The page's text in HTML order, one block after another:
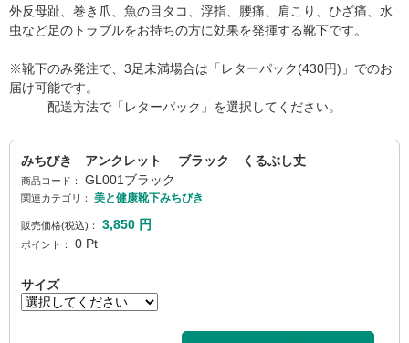
外反母趾、巻き爪、魚の目タコ、浮指、腰痛、肩こり、ひざ痛、水
虫など足のトラブルをお持ちの方に効果を発揮する靴下です。
※靴下のみ発注で、3足未満場合は「レターパック(430円)」でのお
届け可能です。
配送方法で「レターパック」を選択してください。
みちびき アンクレット ブラック くるぶし丈
商品コード： GL001ブラック
関連カテゴリ： 美と健康靴下みちびき
販売価格(税込)： 3,850 円
ポイント： 0 Pt
サイズ